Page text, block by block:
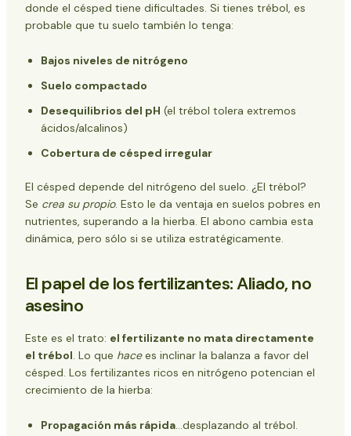
donde el césped tiene dificultades. Si tienes trébol, es
probable que tu suelo también lo tenga:
Bajos niveles de nitrógeno
Suelo compactado
Desequilibrios del pH (el trébol tolera extremos
ácidos/alcalinos)
Cobertura de césped irregular
El césped depende del nitrógeno del suelo. ¿El trébol?
Se crea su propio. Esto le da ventaja en suelos pobres en
nutrientes, superando a la hierba. El abono cambia esta
dinámica, pero sólo si se utiliza estratégicamente.
El papel de los fertilizantes: Aliado, no
asesino
Este es el trato: el fertilizante no mata directamente
el trébol. Lo que hacees inclinar la balanza a favor del
césped. Los fertilizantes ricos en nitrógeno potencian el
crecimiento de la hierba:
Propagación más rápida...desplazando al trébol.